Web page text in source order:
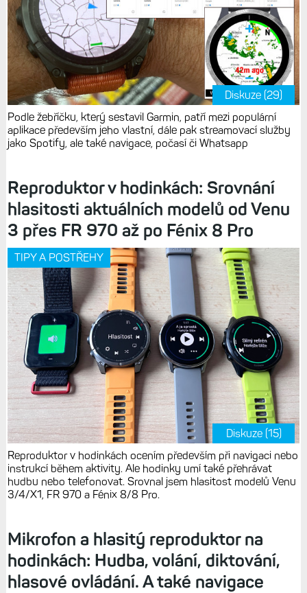
Diskuze (29)
Podle žebříčku, který sestavil Garmin, patří mezi populární
aplikace především jeho vlastní, dále pak streamovací služby
jako Spotify, ale také navigace, počasí či Whatsapp
Reproduktor v hodinkách: Srovnání
hlasitosti aktuálních modelů od Venu
3 přes FR 970 až po Fénix 8 Pro
TIPY A POSTŘEHY
Diskuze (15)
Reproduktor v hodinkách ocením především při navigaci nebo
instrukcí během aktivity. Ale hodinky umí také přehrávat
hudbu nebo telefonovat. Srovnal jsem hlasitost modelů Venu
3/4/X1, FR 970 a Fénix 8/8 Pro.
Mikrofon a hlasitý reproduktor na
hodinkách: Hudba, volání, diktování,
hlasové ovládání. A také navigace